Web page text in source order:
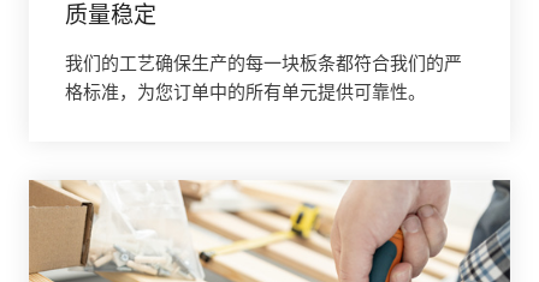
质量稳定
我们的工艺确保生产的每一块板条都符合我们的严
格标准，为您订单中的所有单元提供可靠性。